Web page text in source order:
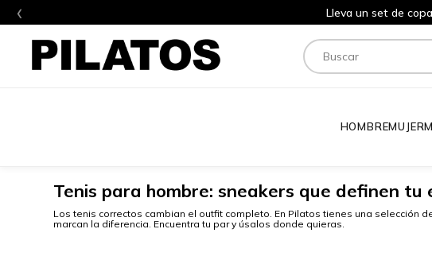
‹ Lleva un set de
Buscar
HOMBREMUJER
Tenis para hombre: sneakers que definen tu
Los tenis correctos cambian el outfit completo. En Pilatos tienes una selección
marcan la diferencia. Encuentra tu par y úsalos donde quieras.